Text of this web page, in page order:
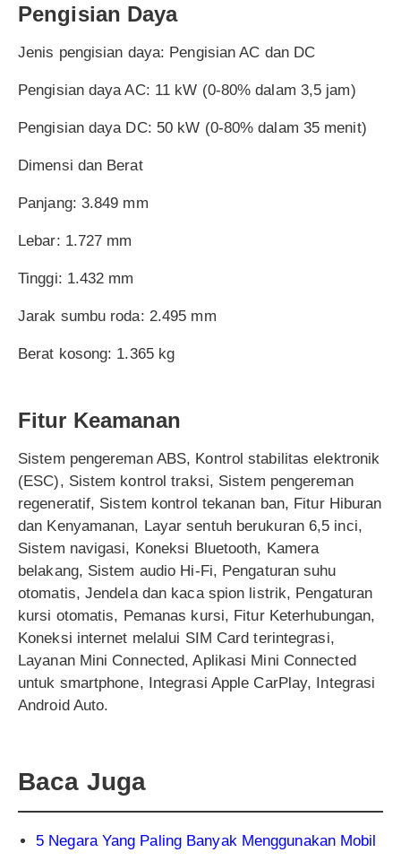
Pengisian Daya
Jenis pengisian daya: Pengisian AC dan DC
Pengisian daya AC: 11 kW (0-80% dalam 3,5 jam)
Pengisian daya DC: 50 kW (0-80% dalam 35 menit)
Dimensi dan Berat
Panjang: 3.849 mm
Lebar: 1.727 mm
Tinggi: 1.432 mm
Jarak sumbu roda: 2.495 mm
Berat kosong: 1.365 kg
Fitur Keamanan
Sistem pengereman ABS, Kontrol stabilitas elektronik
(ESC), Sistem kontrol traksi, Sistem pengereman
regeneratif, Sistem kontrol tekanan ban, Fitur Hiburan
dan Kenyamanan, Layar sentuh berukuran 6,5 inci,
Sistem navigasi, Koneksi Bluetooth, Kamera
belakang, Sistem audio Hi-Fi, Pengaturan suhu
otomatis, Jendela dan kaca spion listrik, Pengaturan
kursi otomatis, Pemanas kursi, Fitur Keterhubungan,
Koneksi internet melalui SIM Card terintegrasi,
Layanan Mini Connected, Aplikasi Mini Connected
untuk smartphone, Integrasi Apple CarPlay, Integrasi
Android Auto.
Baca Juga
5 Negara Yang Paling Banyak Menggunakan Mobil